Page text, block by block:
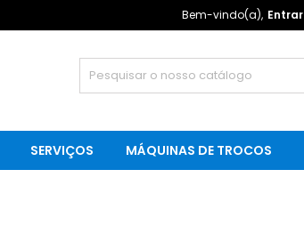
Bem-vindo(a), Entrar
SERVIÇOS MÁQUINAS DE TROCOS